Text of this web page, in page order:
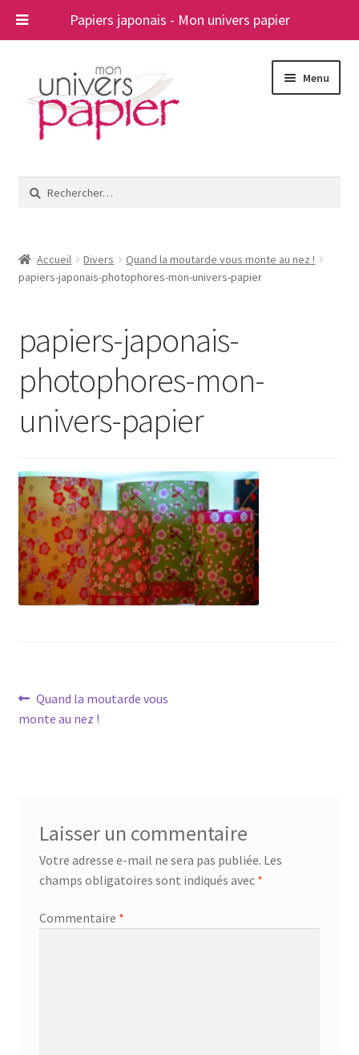
Papiers japonais - Mon univers papier
navigation
contenu
Menu
le
A propos
Rechercher :
Accueil Divers
Quand la moutarde vous monte au nez !
papiers-japonais-photophores-mon-univers-papier
papiers-japonais-
photophores-mon-
univers-papier
Navigation
de
Article
précédent :
Quand la moutarde vous
monte au nez !
Laisser un commentaire
Votre adresse e-mail ne sera pas publiée. Les
champs obligatoires sont indiqués avec *
Commentaire *